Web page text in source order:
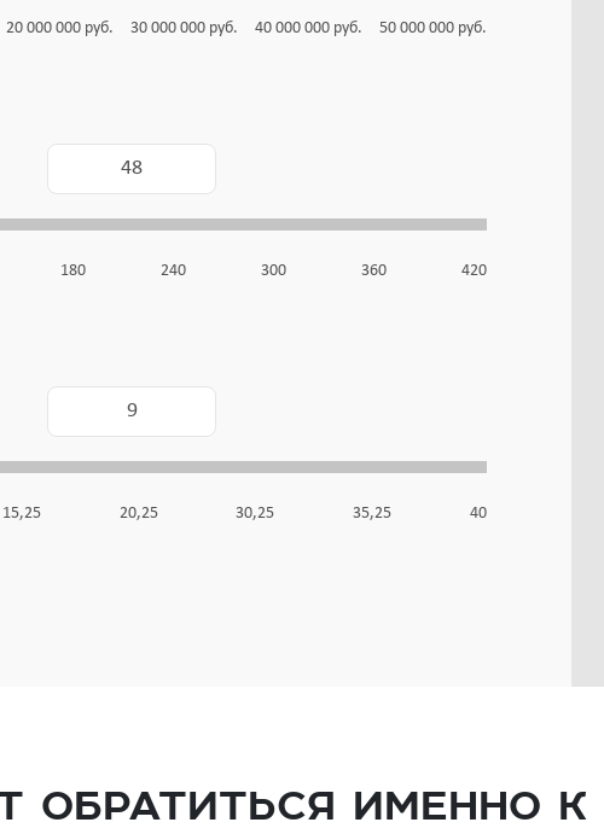
20 000 000 руб. 30 000 000 руб. 40 000 000 руб. 50 000 000 руб.
180 240 300 360 420
15,25 20,25 30,25 35,25 40
обратиться именно